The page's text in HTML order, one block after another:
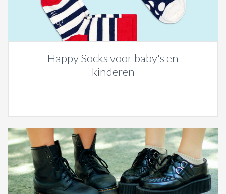
Happy Socks voor baby's en
kinderen